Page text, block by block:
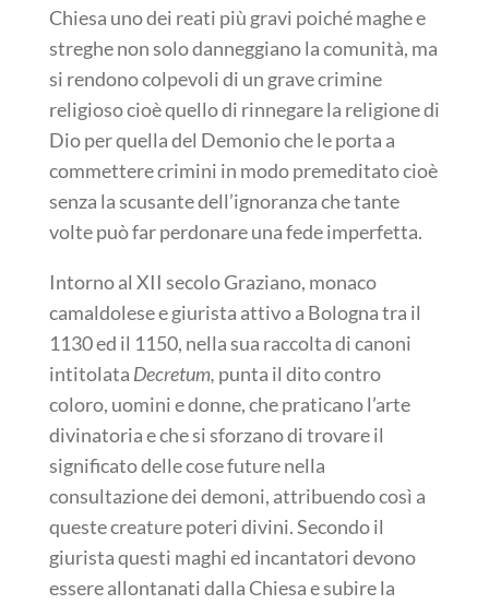
Chiesa uno dei reati più gravi poiché maghe e
streghe non solo danneggiano la comunità, ma
si rendono colpevoli di un grave crimine
religioso cioè quello di rinnegare la religione di
Dio per quella del Demonio che le porta a
commettere crimini in modo premeditato cioè
senza la scusante dell’ignoranza che tante
volte può far perdonare una fede imperfetta.
Intorno al XII secolo Graziano, monaco
camaldolese e giurista attivo a Bologna tra il
1130 ed il 1150, nella sua raccolta di canoni
intitolata Decretum, punta il dito contro
coloro, uomini e donne, che praticano l’arte
divinatoria e che si sforzano di trovare il
significato delle cose future nella
consultazione dei demoni, attribuendo così a
queste creature poteri divini. Secondo il
giurista questi maghi ed incantatori devono
essere allontanati dalla Chiesa e subire la